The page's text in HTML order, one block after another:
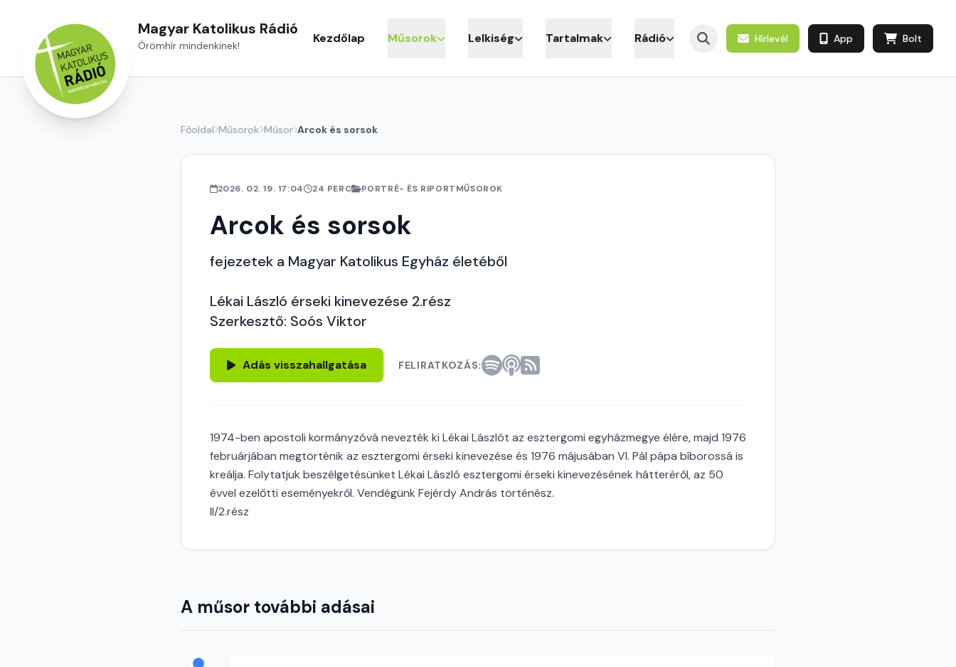
Magyar Katolikus Rádió
Örömhír mindenkinek! Kezdőlap Műsorok Lelkiség Tartalmak Rádió Hírlevél App Bolt
Főoldal Műsorok Műsor Arcok és sorsok
2026. 02. 19. 17:04 24 PERC PORTRÉ- ÉS RIPORTMŰSOROK
Arcok és sorsok
fejezetek a Magyar Katolikus Egyház életéből
Lékai László érseki kinevezése 2.rész
Szerkesztő: Soós Viktor
Adás visszahallgatása FELIRATKOZÁS:
1974-ben apostoli kormányzóvá nevezték ki Lékai Lászlót az esztergomi egyházmegye élére, majd 1976
februárjában megtörténik az esztergomi érseki kinevezése és 1976 májusában VI. Pál pápa bíborossá is
kreálja. Folytatjuk beszélgetésünket Lékai László esztergomi érseki kinevezésének hátteréről, az 50
évvel ezelőtti eseményekről. Vendégünk Fejérdy András történész.
II/2.rész
A műsor további adásai